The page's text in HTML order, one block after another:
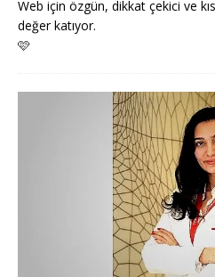
Web için özgün, dikkat çekici ve
değer katıyor.
🩷